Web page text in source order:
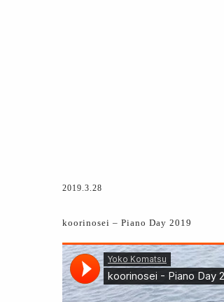
2019.3.28
koorinosei – Piano Day 2019